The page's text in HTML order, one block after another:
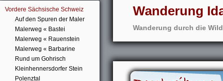
Vordere Sächsische Schweiz
Auf den Spuren der Maler
Malerweg « Bastei
Malerweg « Rauenstein
Malerweg « Barbarine
Rund um Gohrisch
Kleinhennersdorfer Stein
Polenztal
Wanderung
Wanderung durch die